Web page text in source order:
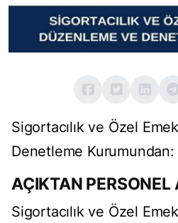
Sigortacılık ve Özel
Denetleme Kurumundan:
AÇIKTAN PERSONEL
Sigortacılık ve Özel